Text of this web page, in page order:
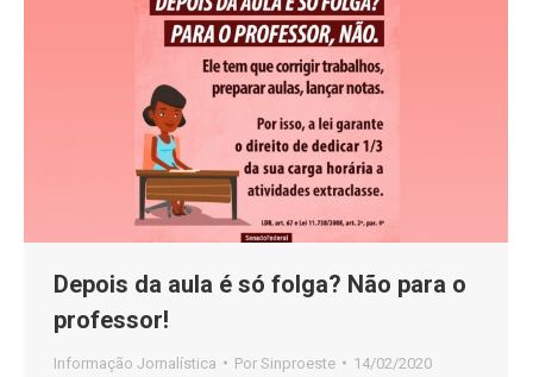
Depois da aula é só folga? Não para o
professor!
Informação Jornalística Por Sinproeste 14/02/2020